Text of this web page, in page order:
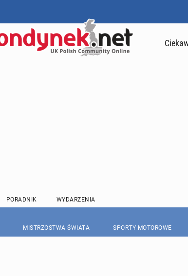
PORADNIK WYDARZENIA
MISTRZOSTWA ŚWIATA SPORTY MOTOROWE